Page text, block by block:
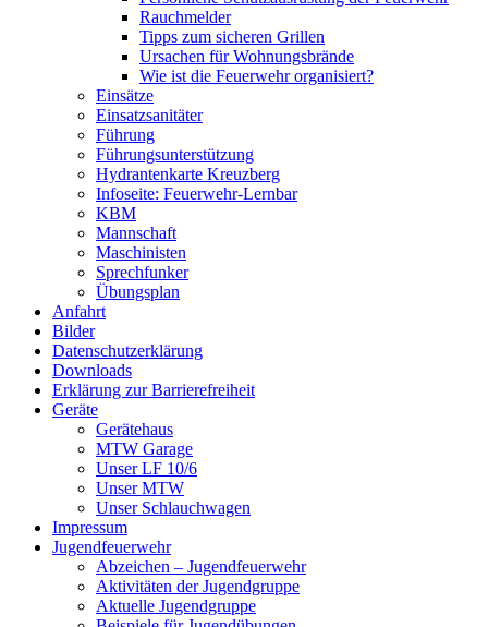
Rauchmelder
Tipps zum sicheren Grillen
Ursachen für Wohnungsbrände
Wie ist die Feuerwehr organisiert?
Einsätze
Einsatzsanitäter
Führung
Führungsunterstützung
Hydrantenkarte Kreuzberg
Infoseite: Feuerwehr-Lernbar
KBM
Mannschaft
Maschinisten
Sprechfunker
Übungsplan
Anfahrt
Bilder
Datenschutzerklärung
Downloads
Erklärung zur Barriere­frei­heit
Geräte
Gerätehaus
MTW Garage
Unser LF 10/6
Unser MTW
Unser Schlauchwagen
Impressum
Jugendfeuerwehr
Abzeichen – Jugendfeuerwehr
Aktivitäten der Jugendgruppe
Aktuelle Jugendgruppe